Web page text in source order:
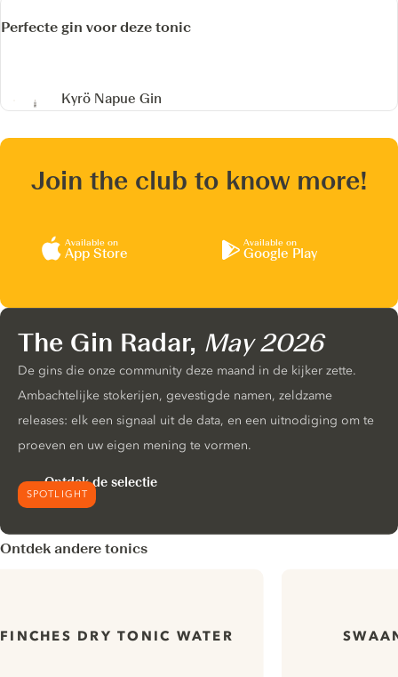
Perfecte gin voor deze tonic
Kyrö Napue Gin
Join the club to know more!
Available on
App Store
Available on
Google Play
SPOTLIGHT
The Gin Radar, May 2026
De gins die onze community deze maand in de kijker zette.
Ambachtelijke stokerijen, gevestigde namen, zeldzame
releases: elk een signaal uit de data, en een uitnodiging om te
proeven en uw eigen mening te vormen.
Ontdek de selectie
Ontdek andere tonics
FINCHES DRY TONIC WATER